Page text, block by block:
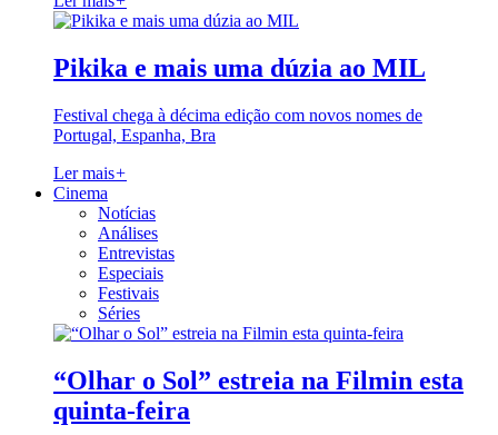
Pikika e mais uma dúzia ao MIL
Festival chega à décima edição com novos nomes de
Portugal, Espanha, Bra
Ler mais+
Cinema
Notícias
Análises
Entrevistas
Especiais
Festivais
Séries
“Olhar o Sol” estreia na Filmin esta
quinta-feira